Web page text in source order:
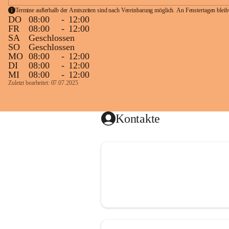
Termine außerhalb der Amtszeiten sind nach Vereinbarung möglich. An Fenstertagen
DO 08:00 - 12:00
FR
08:00 - 12:00
SA
Geschlossen
SO
Geschlossen
MO 08:00 - 12:00
DI
08:00 - 12:00
MI
08:00 - 12:00
Zuletzt bearbeitet: 07.07.2025
Kontakte